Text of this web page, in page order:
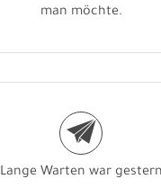
man möchte.
e
Lange Warten war gestern